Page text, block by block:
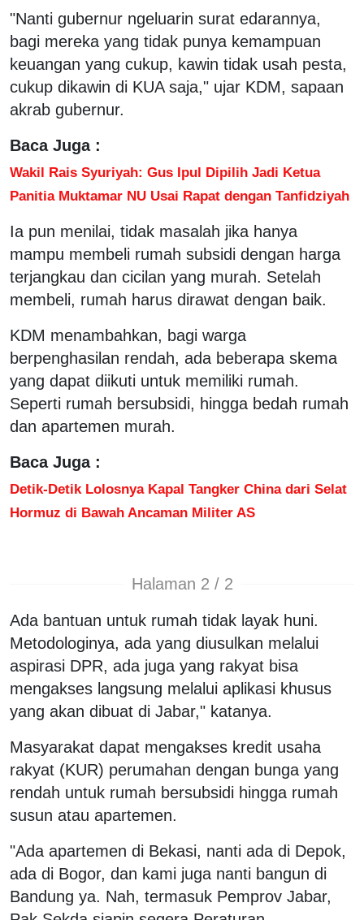
"Nanti gubernur ngeluarin surat edarannya,
bagi mereka yang tidak punya kemampuan
keuangan yang cukup, kawin tidak usah pesta,
cukup dikawin di KUA saja," ujar KDM, sapaan
akrab gubernur.
Baca Juga :
Wakil Rais Syuriyah: Gus Ipul Dipilih Jadi Ketua
Panitia Muktamar NU Usai Rapat dengan Tanfidziyah
Ia pun menilai, tidak masalah jika hanya
mampu membeli rumah subsidi dengan harga
terjangkau dan cicilan yang murah. Setelah
membeli, rumah harus dirawat dengan baik.
KDM menambahkan, bagi warga
berpenghasilan rendah, ada beberapa skema
yang dapat diikuti untuk memiliki rumah.
Seperti rumah bersubsidi, hingga bedah rumah
dan apartemen murah.
Baca Juga :
Detik-Detik Lolosnya Kapal Tangker China dari Selat
Hormuz di Bawah Ancaman Militer AS
Halaman 2 / 2
Ada bantuan untuk rumah tidak layak huni.
Metodologinya, ada yang diusulkan melalui
aspirasi DPR, ada juga yang rakyat bisa
mengakses langsung melalui aplikasi khusus
yang akan dibuat di Jabar," katanya.
Masyarakat dapat mengakses kredit usaha
rakyat (KUR) perumahan dengan bunga yang
rendah untuk rumah bersubsidi hingga rumah
susun atau apartemen.
"Ada apartemen di Bekasi, nanti ada di Depok,
ada di Bogor, dan kami juga nanti bangun di
Bandung ya. Nah, termasuk Pemprov Jabar,